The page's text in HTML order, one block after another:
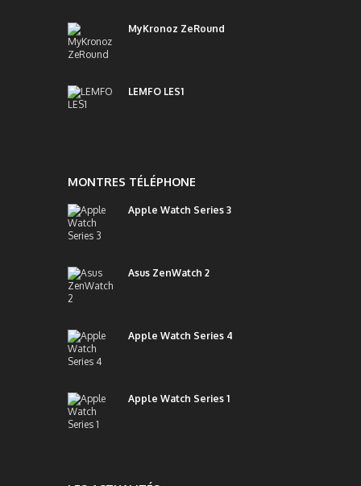
MyKronoz ZeRound
LEMFO LES1
MONTRES TÉLÉPHONE
Apple Watch Series 3
Asus ZenWatch 2
Apple Watch Series 4
Apple Watch Series 1